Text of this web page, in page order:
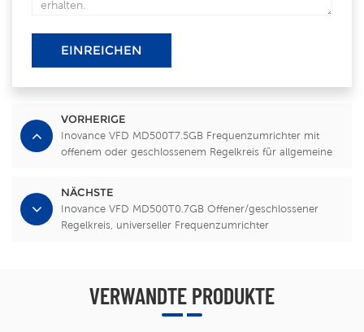
EINREICHEN
VORHERIGE
Inovance VFD MD500T7.5GB Frequenzumrichter mit
offenem oder geschlossenem Regelkreis für allgemeine
NÄCHSTE
Inovance VFD MD500T0.7GB Offener/geschlossener
Regelkreis, universeller Frequenzumrichter
VERWANDTE PRODUKTE